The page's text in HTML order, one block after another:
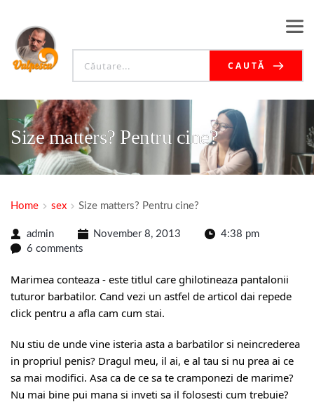
CAUTĂ
Size matters? Pentru cine?
Home sex Size matters? Pentru cine?
admin November 8, 2013
4:38 pm
6 comments
Marimea conteaza - este titlul care ghilotineaza pantalonii
tuturor barbatilor. Cand vezi un astfel de articol dai repede
click pentru a afla cam cum stai.
Nu stiu de unde vine isteria asta a barbatilor si neincrederea
in propriul penis? Dragul meu, il ai, e al tau si nu prea ai ce
sa mai modifici. Asa ca de ce sa te cramponezi de marime?
Nu mai bine pui mana si inveti sa il folosesti cum trebuie?